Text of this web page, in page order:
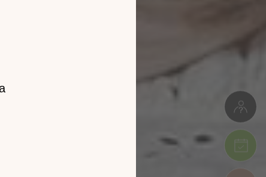
en découvrant
l’écran de votre